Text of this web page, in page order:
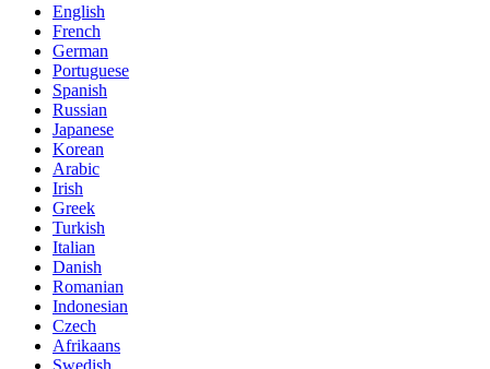
English
French
German
Portuguese
Spanish
Russian
Japanese
Korean
Arabic
Irish
Greek
Turkish
Italian
Danish
Romanian
Indonesian
Czech
Afrikaans
Swedish